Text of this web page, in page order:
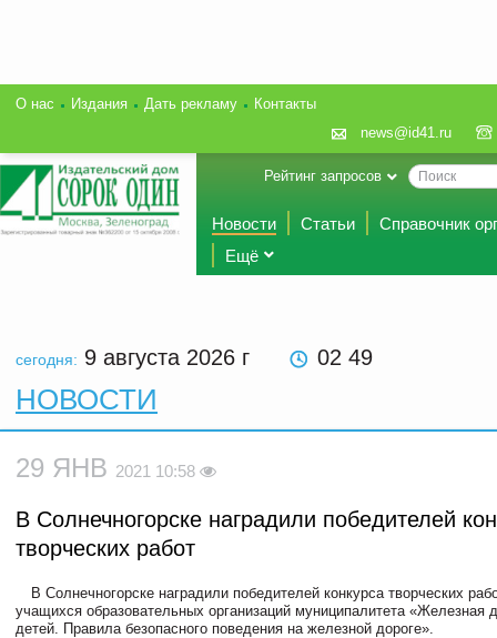
О нас Издания Дать рекламу
Контакты
news@id41.ru
Рейтинг запросов
Новости Статьи
Справочник
Ещё
сегодня: 9 августа 2026 г 02 49
НОВОСТИ
29 ЯНВ 2021 10:58
В Солнечногорске наградили победителей
творческих работ
В Солнечногорске наградили победителей конкурса творческих
учащихся образовательных организаций муниципалитета «Железная
детей. Правила безопасного поведения на железной дороге».